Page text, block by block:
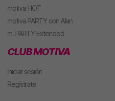
motiva HOT
motiva PARTY con Alan
m. PARTY Extended
CLUB MOTIVA
Iniciar sesión
Regístrate